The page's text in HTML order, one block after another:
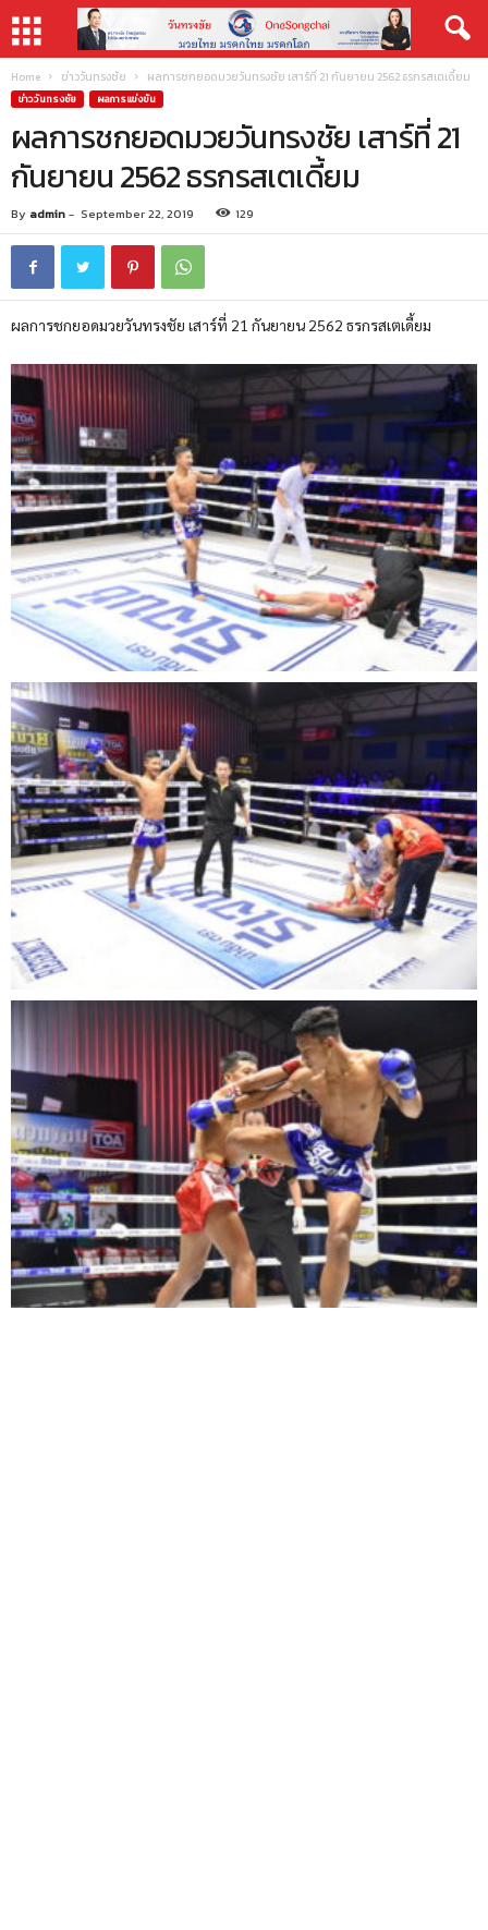
Home ข่าววันทรงชัย ผลการชกยอดมวยวันทรงชัย เสาร์ที่ 21 กันยายน 2562 ธรกรสเตเดี้ยม
ข่าววันทรงชัย ผลการแข่งขัน
ผลการชกยอดมวยวันทรงชัย เสาร์ที่ 21
กันยายน 2562 ธรกรสเตเดี้ยม
By admin- September 22, 2019 129
ผลการชกยอดมวยวันทรงชัย เสาร์ที่ 21 กันยายน 2562 ธรกรสเตเดี้ยม